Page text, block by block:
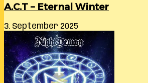
A.C.T – Eternal Winter
3. September 2025